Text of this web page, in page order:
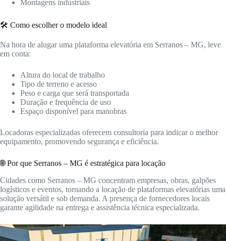
Montagens industriais
🛠️ Como escolher o modelo ideal
Na hora de alugar uma plataforma elevatória em Serranos – MG, leve
em conta:
Altura do local de trabalho
Tipo de terreno e acesso
Peso e carga que será transportada
Duração e frequência de uso
Espaço disponível para manobras
Locadoras especializadas oferecem consultoria para indicar o melhor
equipamento, promovendo segurança e eficiência.
🌐 Por que Serranos – MG é estratégica para locação
Cidades como Serranos – MG concentram empresas, obras, galpões
logísticos e eventos, tornando a locação de plataformas elevatórias uma
solução versátil e sob demanda. A presença de fornecedores locais
garante agilidade na entrega e assistência técnica especializada.